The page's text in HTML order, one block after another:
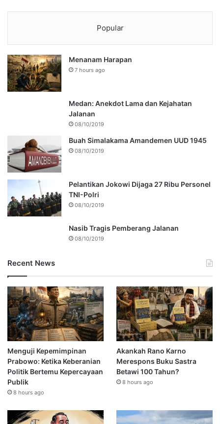
Popular
Menanam Harapan
7 hours ago
Medan: Anekdot Lama dan Kejahatan
Jalanan
08/10/2019
Buah Simalakama Amandemen UUD 1945
08/10/2019
Pelantikan Jokowi Dijaga 27 Ribu Personel
TNI-Polri
08/10/2019
Nasib Tragis Pemberang Jalanan
08/10/2019
Recent News
Menguji Kepemimpinan
Prabowo: Ketika Keberanian
Politik Bertemu Kepercayaan
Publik
8 hours ago
Akankah Rano Karno
Merespons Buku Sastra
Betawi 100 Tahun?
8 hours ago